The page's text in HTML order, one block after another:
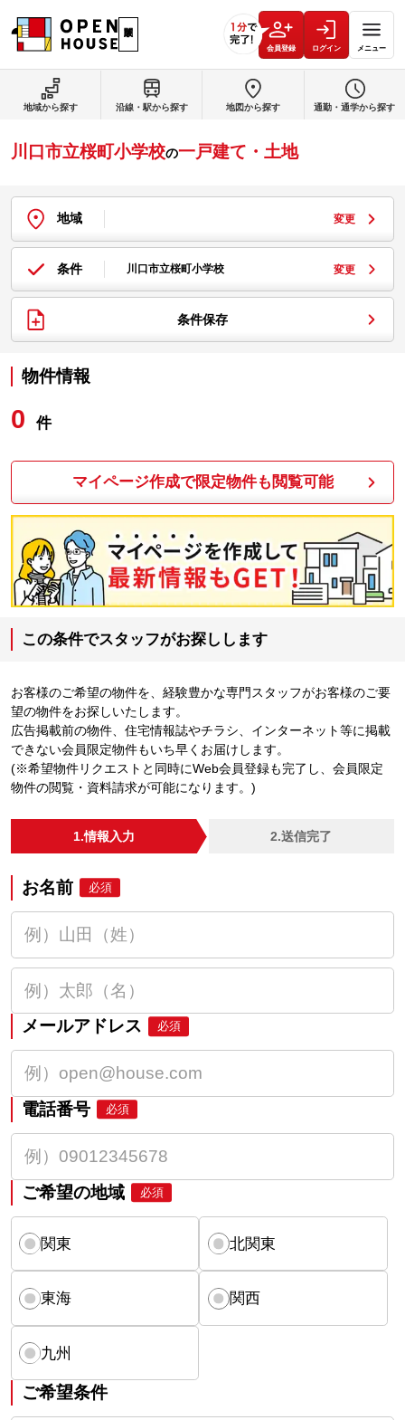
会員登録 ログイン メニュー
川口市立桜町小学校の一戸建て・土地
地域 変更
条件 川口市立桜町小学校 変更
条件保存
物件情報
0 件
マイページ作成で限定物件も閲覧可能
この条件でスタッフがお探しします
お客様のご希望の物件を、経験豊かな専門スタッフがお客様のご要
望の物件をお探しいたします。
広告掲載前の物件、住宅情報誌やチラシ、インターネット等に掲載
できない会員限定物件もいち早くお届けします。
(※希望物件リクエストと同時にWeb会員登録も完了し、会員限定
物件の閲覧・資料請求が可能になります。)
1.情報入力 2.送信完了
お名前 必須
メールアドレス 必須
電話番号 必須
ご希望の地域 必須
関東 北関東
東海 関西
九州
ご希望条件
地域から探す 沿線・駅から探す 地図から探す 通勤・通学から探す